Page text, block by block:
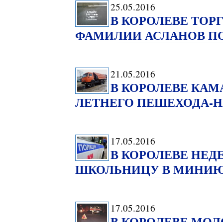
25.05.2016
В КОРОЛЕВЕ
ФАМИЛИИ АСЛАНОВ
21.05.2016
В КОРОЛЕВЕ
ЛЕТНЕГО ПЕШЕХОДА-
17.05.2016
В КОРОЛЕВЕ
ШКОЛЬНИЦУ В
17.05.2016